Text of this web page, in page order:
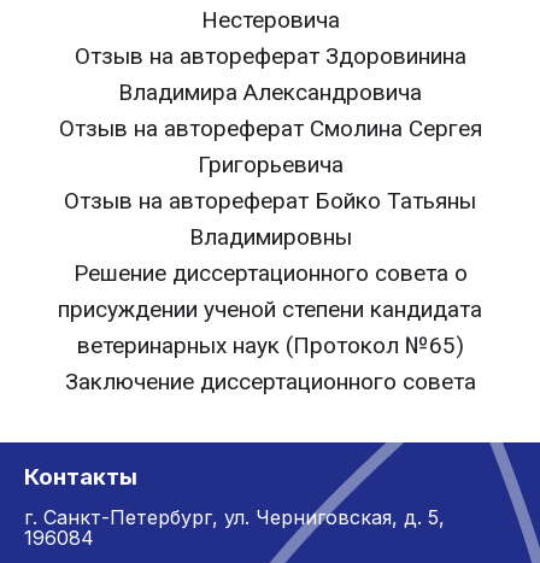
Нестеровича
Отзыв на автореферат Здоровинина
Владимира Александровича
Отзыв на автореферат Смолина Сергея
Григорьевича
Отзыв на автореферат Бойко Татьяны
Владимировны
Решение диссертационного совета о
присуждении ученой степени кандидата
ветеринарных наук (Протокол №65)
Заключение диссертационного совета
Контакты
г. Санкт-Петербург, ул. Черниговская, д. 5,
196084